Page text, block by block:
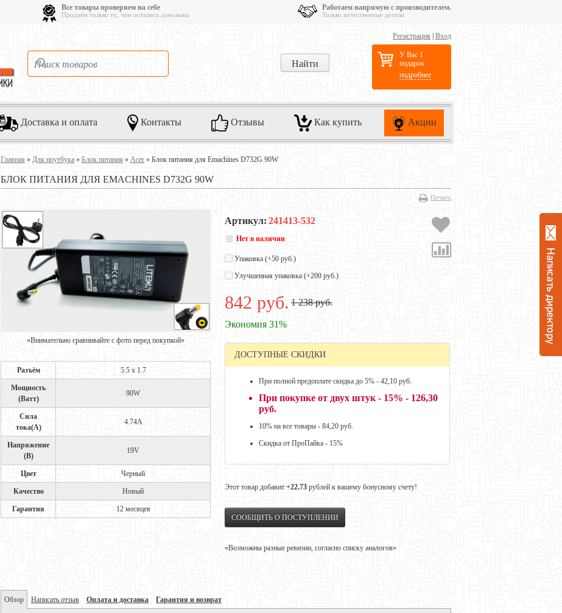
Все товары проверяем на себе
Продаём только то, чем остались довольны
Работаем напрямую с производителем.
Только качественные детали
Регистрация Вход
У Вас 1
подарок
подробнее
Доставка и оплата Контакты Отзывы Как купить Акции
Главная » Для ноутбука » Блок питания » Acer » Блок питания для Emachines D732G 90W
БЛОК ПИТАНИЯ ДЛЯ EMACHINES D732G 90W
Печать
«Внимательно сравнивайте с фото перед покупкой»
Разъём 5.5 x 1.7
Мощность
(Ватт)
90W
Сила
тока(А)
4.74A
Напряжение
(В)
19V
Цвет Черный
Качество Новый
Гарантия 12 месяцев
Артикул: 241413-532
Нет в наличии
Упаковка (+50 руб.)
Улучшенная упаковка (+200 руб.)
842 руб. 1 238 руб.
Экономия 31%
ДОСТУПНЫЕ СКИДКИ
При полной предоплате скидка до 5% - 42,10 руб.
При покупке от двух штук - 15% - 126,30
руб.
10% на все товары - 84,20 руб.
Скидка от ПроПайка - 15%
Этот товар добавит +22.73 рублей к вашему бонусному счету!
СООБЩИТЬ О ПОСТУПЛЕНИИ
«Возможны разные ревизии, согласно списку аналогов»
Обзор Написать отзыв Оплата и доставка Гарантия и возврат